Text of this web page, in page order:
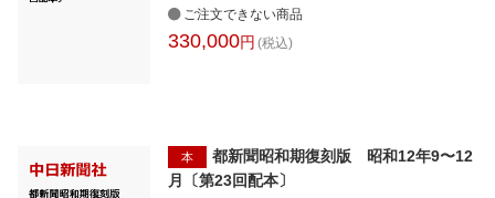
ご注文できない商品
330,000円 (税込)
本
都新聞昭和期復刻版 昭和12年9〜12
月〔第23回配本〕